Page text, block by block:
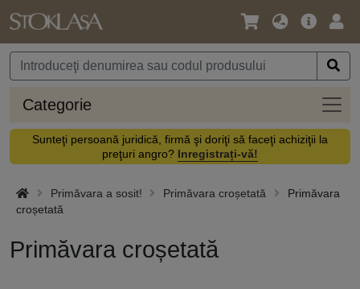
Limbă
Monedă
Meniul
Categorie
Sunteţi persoană juridică, firmă şi doriţi să faceţi achiziţii la
preţuri angro? Inregistrați-vă!
Primăvara a sosit! Primăvara croșetată
Primăvara
croșetată
Primăvara croșetată